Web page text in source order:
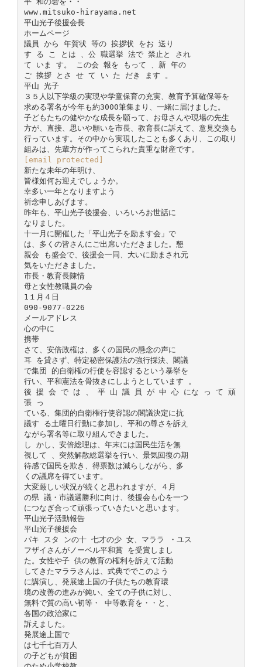
www.mitsuko-hirayama.net
平山光子後援会長
ホームページ
議員 から 年賀状 等の 挨拶状 をお 送り
す る こ とは 、公 職選挙 法で 禁止と され
て いま す。 この会 報を もって 、新 年の
ご 挨拶 とさ せ て い た だき ます 。
平山 光子
３５人以下学級の実現や学童保育の充実、教育予算確保等を
求める署名が今年も約3000筆集まり、一緒に届けました。
子どもたちの健やかな成長を願って、お母さんや現場の先生
方が、直接、思いや願いを市長、教育長に訴えて、意見交換も
行っています。その中から実現したことも多くあり、この取り
[email protected]
新たな未年の年明け、
皆様如何お迎えでしょうか。
幸多い一年となりますよう
祈念申しあげます。
昨年も、平山光子後援会、いろいろお世話に
なりました。
十一月に開催した「平山光子を励ます会」で
は、多くの皆さんにご出席いただきました。懇
親会 も盛会で、後援会一同、大いに励まされ元
気をいただきました。
市長・教育長陳情
母と女性教職員の会
1１月４日
090-9077-0226
メールアドレス
心の中に
携帯
さて、安倍政権は、多くの国民の懸念の声に
耳 を貸さず、特定秘密保護法の強行採決、閣議
で集団 的自衛権の行使を容認するという暴挙を
行い、平和憲法を骨抜きにしようとしています 。
後 援 会 で は 、 平 山 議 員 が 中 心 にな っ て 頑
張 っ
ている、集団的自衛権行使容認の閣議決定に抗
議す る土曜日行動に参加し、平和の尊さを訴え
ながら署名等に取り組んできました。
し かし、安倍総理は、年末には国民生活を無
視して 、突然解散総選挙を行い、景気回復の期
待感で国民を欺き、得票数は減らしながら、多
くの議席を得ています。
大変厳しい状況が続くと思われますが、４月
の県 議・市議選勝利に向け、後援会も心を一つ
につなぎ合って頑張っていきたいと思います。
平山光子活動報告
平山光子後援会
パキ スタ ンの十 七才の少 女、マララ ・ユス
フザイさんがノーベル平和賞 を受賞しまし
た。女性や子 供の教育の権利を訴えて活動
してきたマララさんは、式典ででこのよう
に講演し、発展途上国の子供たちの教育環
境の改善の進みが鈍い、全ての子供に対し、
無料で質の高い初等・ 中等教育を・・と、
各国の政治家に
訴えました。
発展途上国で
は七千七百万人
の子どもが貧困